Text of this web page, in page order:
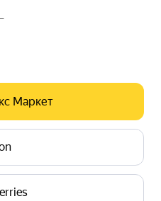
каждый день, с единой
и сочетать с другими
всегда приятно
Маркет